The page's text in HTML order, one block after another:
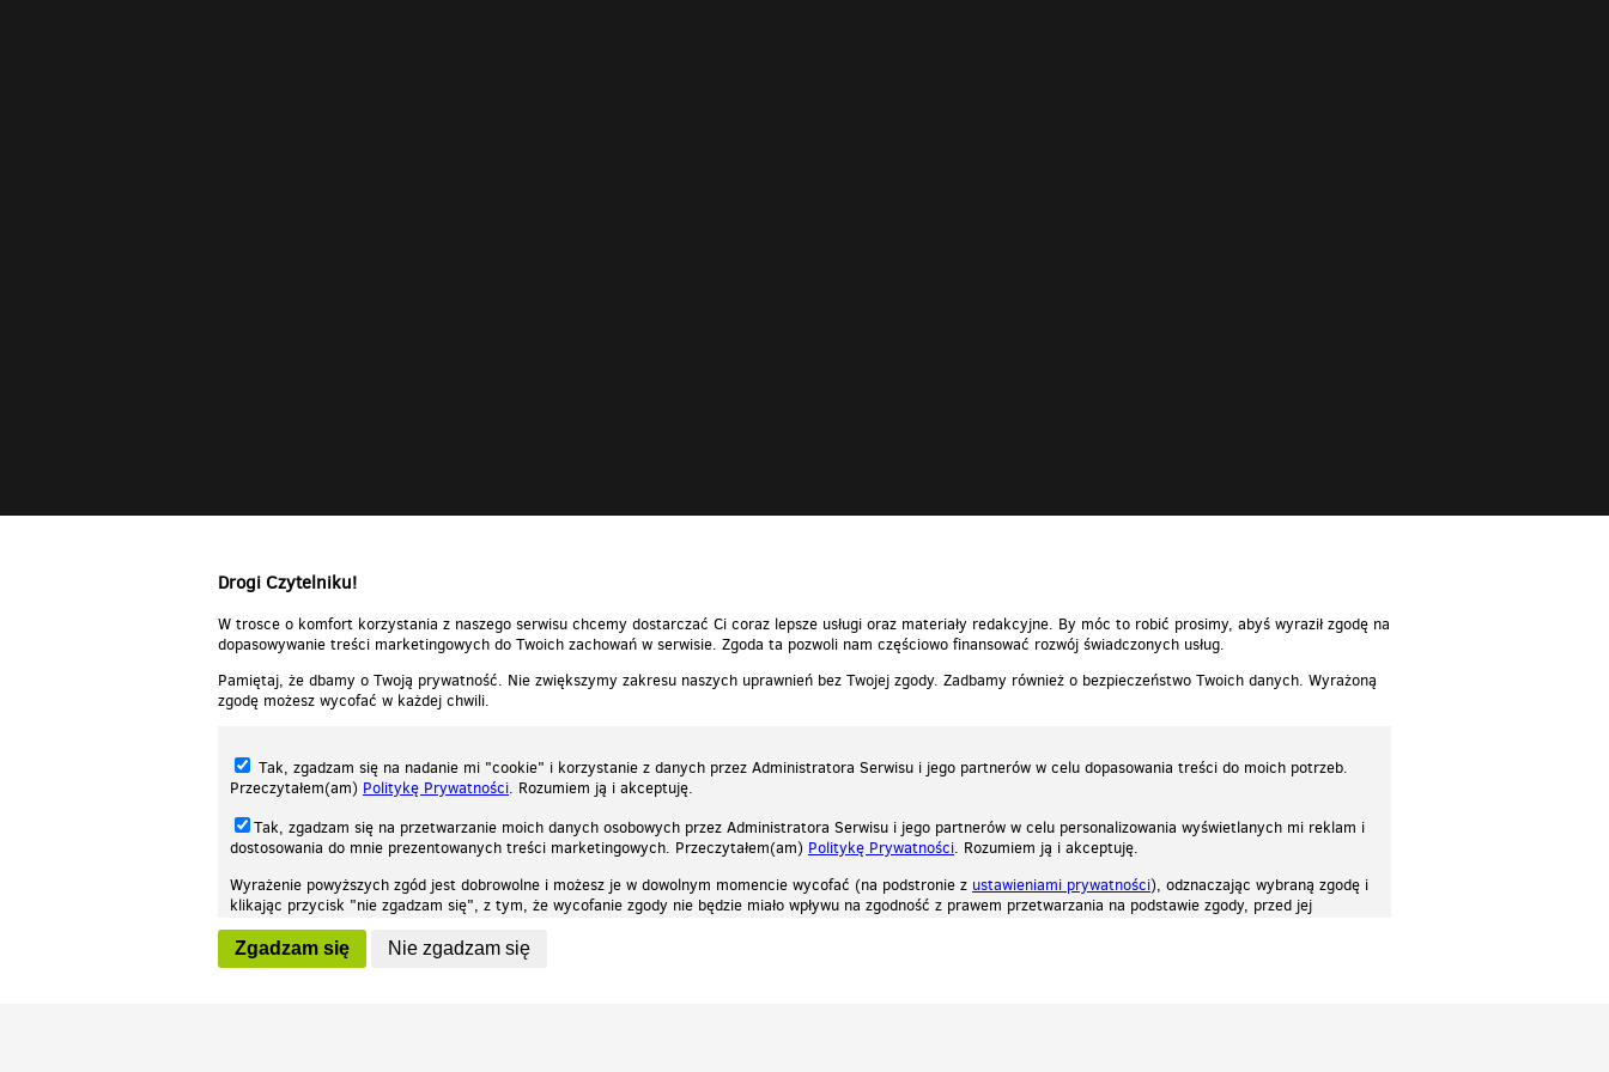
możliwość wyłączenia ich w przeglądarce, dzięki czemu nie będą zbierane żadne informacje.
Drogi Czytelniku!
W trosce o komfort korzystania z naszego serwisu chcemy dostarczać Ci coraz lepsze usługi oraz materiały redakcyjne. By móc to robić prosimy, abyś wyraził zgodę na
dopasowywanie treści marketingowych do Twoich zachowań w serwisie. Zgoda ta pozwoli nam częściowo finansować rozwój świadczonych usług.
Pamiętaj, że dbamy o Twoją prywatność. Nie zwiększymy zakresu naszych uprawnień bez Twojej zgody. Zadbamy również o bezpieczeństwo Twoich danych. Wyrażoną
zgodę możesz wycofać w każdej chwili.
Tak, zgadzam się na nadanie mi "cookie" i korzystanie z danych przez Administratora Serwisu i jego partnerów w celu dopasowania treści do moich potrzeb.
Przeczytałem(am) Politykę Prywatności. Rozumiem ją i akceptuję.
Tak, zgadzam się na przetwarzanie moich danych osobowych przez Administratora Serwisu i jego partnerów w celu personalizowania wyświetlanych mi reklam i
dostosowania do mnie prezentowanych treści marketingowych. Przeczytałem(am) Politykę Prywatności. Rozumiem ją i akceptuję.
Wyrażenie powyższych zgód jest dobrowolne i możesz je w dowolnym momencie wycofać (na podstronie z ustawieniami prywatności), odznaczając wybraną zgodę i
klikając przycisk "nie zgadzam się", z tym, że wycofanie zgody nie będzie miało wpływu na zgodność z prawem przetwarzania na podstawie zgody, przed jej
wycofaniem.
Zgadzam się
Nie zgadzam się